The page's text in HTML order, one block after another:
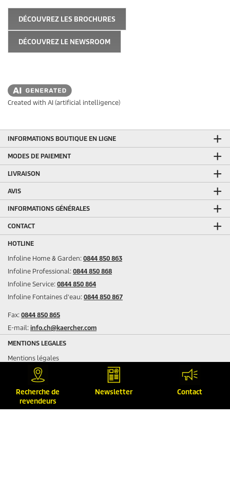
DÉCOUVREZ LES BROCHURES
DÉCOUVREZ LE NEWSROOM
Recherche de
revendeurs
Newsletter Contact
Created with AI (artificial intelligence)
INFORMATIONS BOUTIQUE EN LIGNE
MODES DE PAIEMENT
LIVRAISON
AVIS
INFORMATIONS GÉNÉRALES
CONTACT
HOTLINE
Infoline Home & Garden: 0844 850 863
Infoline Professional: 0844 850 868
Infoline Service: 0844 850 864
Infoline Fontaines d'eau: 0844 850 867
Fax: 0844 850 865
E-mail: info.ch@kaercher.com
MENTIONS LEGALES
Mentions légales
Protection des données
Conditions de garantie
Plan du site
CGV